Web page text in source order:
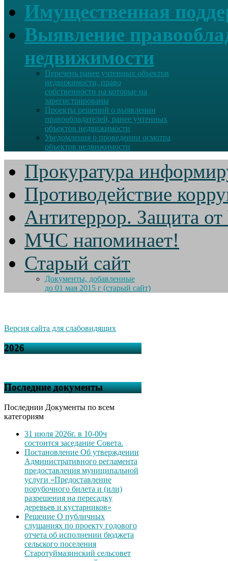
Имущественная
Выявление
недвижимости
Перечень ранее учтенных объектов
недвижимости, право
собственности на которые на
зарегистрированы
Проекты решений о выявлении
правообладателей, ранее учтенных
объектов недвижимости
Уведомления о проведении осмотра
объектов недвижимости
Прокуратура
Противодействие
Антитеррор. Защита
МЧС напоминает!
Старый сайт
Документы, добавленные
до 01 мая 2015 г (старый сайт)
Версия сайта для слабовидящих
2026
Последние документы
Последнии Документы по всем
категориям
31 июля 2026г. в 10-00ч
состоится заседание Совета.
Постановление Об утверждении
Административного регламента
предоставления муниципальной
услуги «Предоставление
порубочного билета и (или)
разрешения на пересадку
деревьев и кустарников»
Решение О публичных
слушаниях по проекту годового
отчета об исполнении бюджета
сельского поселения
Старотуймазинский сельсовет